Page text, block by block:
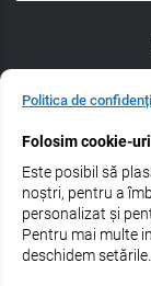
Politica de
Folosim cookie-uri
Este posibil să
noștri, pentru a
personalizat și
Pentru mai multe
deschidem setările.